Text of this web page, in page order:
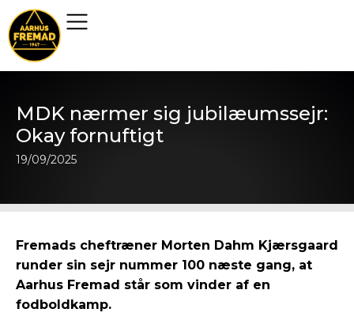
MDK nærmer sig jubilæumssejr:
Okay fornuftigt
19/09/2025
Fremads cheftræner Morten Dahm Kjærsgaard
runder sin sejr nummer 100 næste gang, at
Aarhus Fremad står som vinder af en
fodboldkamp.